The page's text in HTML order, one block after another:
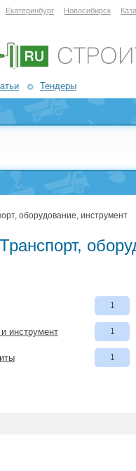
Екатеринбург Новосибирск
Тендеры
оборудование, инструмент
1
инструмент 1
1